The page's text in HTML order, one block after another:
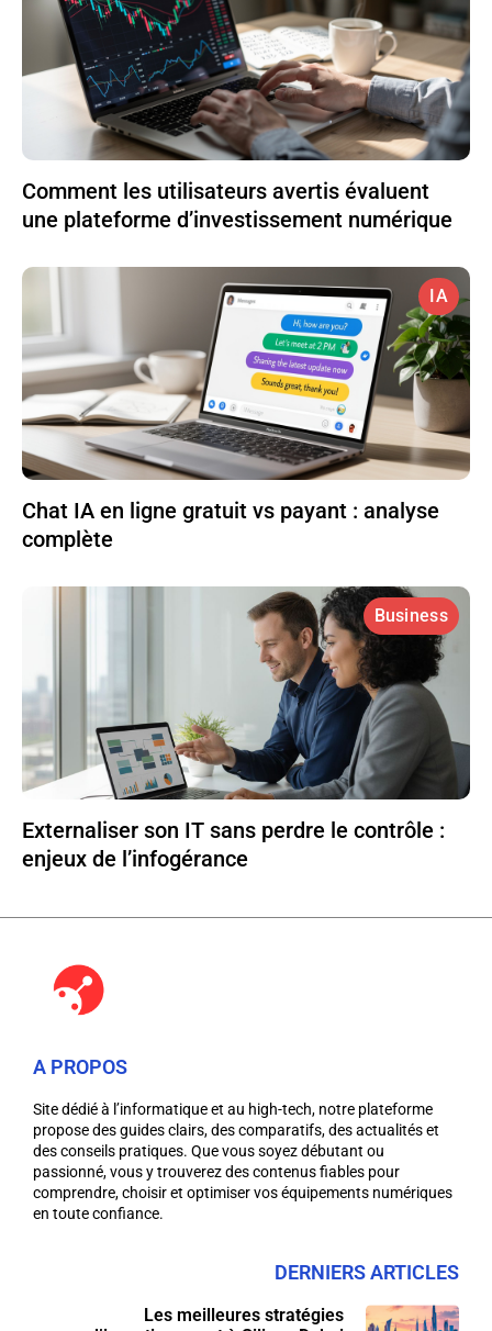
Comment les utilisateurs avertis évaluent
une plateforme d’investissement numérique
IA
Chat IA en ligne gratuit vs payant : analyse
complète
Business
Externaliser son IT sans perdre le contrôle :
enjeux de l’infogérance
A PROPOS
Site dédié à l’informatique et au high-tech, notre plateforme
propose des guides clairs, des comparatifs, des actualités et
des conseils pratiques. Que vous soyez débutant ou
passionné, vous y trouverez des contenus fiables pour
comprendre, choisir et optimiser vos équipements numériques
en toute confiance.
DERNIERS ARTICLES
Les meilleures stratégies